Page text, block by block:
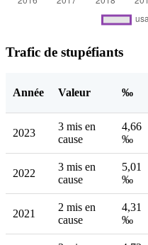
Trafic de stupéfiants
Année Valeur ‰
2023
3 mis en
cause
4,66
‰
2022
3 mis en
cause
5,01
‰
2021
2 mis en
cause
4,31
‰